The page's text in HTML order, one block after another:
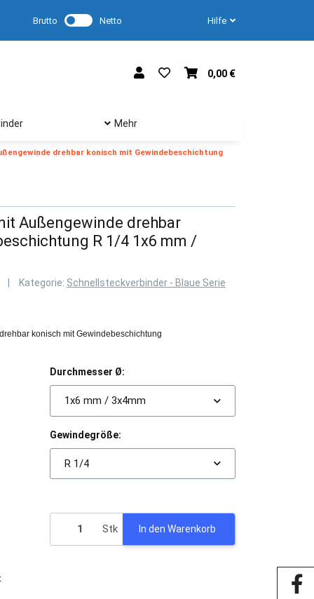
Brutto Netto Hilfe
0,00 €
Mehr
drehbar konisch mit Gewindebeschichtung
Außengewinde drehbar
R 1/4 1x6 mm /
Kategorie: Schnellsteckverbinder - Blaue Serie
konisch mit Gewindebeschichtung
Durchmesser Ø:
1x6 mm / 3x4mm
Gewindegröße:
R 1/4
Stk In den Warenkorb